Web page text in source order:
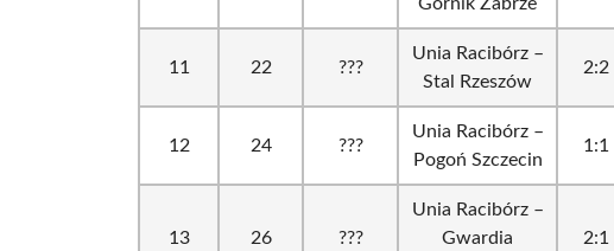
11 22 ???
Unia Racibórz –
Stal Rzeszów
2:2
12 24 ???
Unia Racibórz –
Pogoń Szczecin
1:1
13 26 ???
Unia Racibórz –
Gwardia
2:1